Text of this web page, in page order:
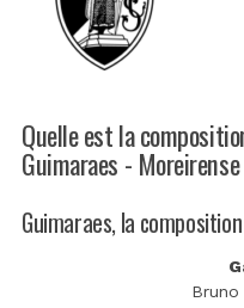
Quelle est la
Guimaraes -
Guimaraes, la
Bruno